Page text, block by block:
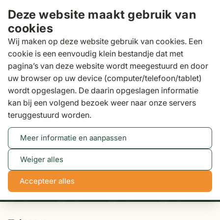
Deze website maakt gebruik van
cookies
Wij maken op deze website gebruik van cookies. Een
cookie is een eenvoudig klein bestandje dat met
pagina’s van deze website wordt meegestuurd en door
uw browser op uw device (computer/telefoon/tablet)
wordt opgeslagen. De daarin opgeslagen informatie
kan bij een volgend bezoek weer naar onze servers
teruggestuurd worden.
Meer informatie en aanpassen
Weiger alles
Accepteer alles
Zoeken
Binnen 3 dagengratis bezorgd
Tuinsets
Tot 50% korting
NaN
dagen
NaN NaN NaN